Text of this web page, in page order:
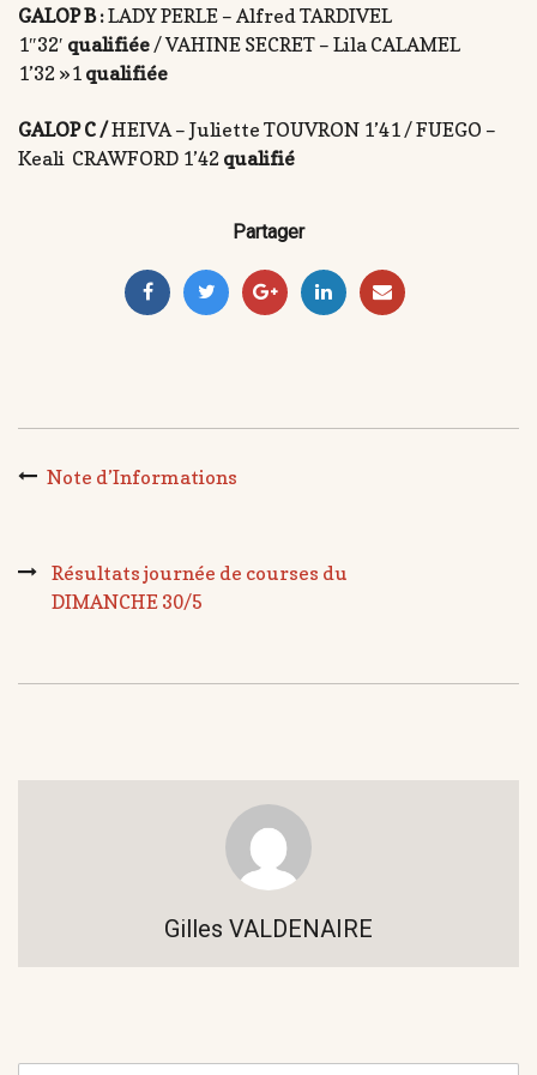
GALOP B :LADY PERLE – Alfred TARDIVEL
1″32′ qualifiée/ VAHINE SECRET – Lila CALAMEL
1’32 »1 qualifiée
GALOP C /HEIVA – Juliette TOUVRON 1’41 / FUEGO –
Keali CRAWFORD 1’42 qualifié
Partager
Note d’Informations
Résultats journée de courses du
DIMANCHE 30/5
Gilles VALDENAIRE